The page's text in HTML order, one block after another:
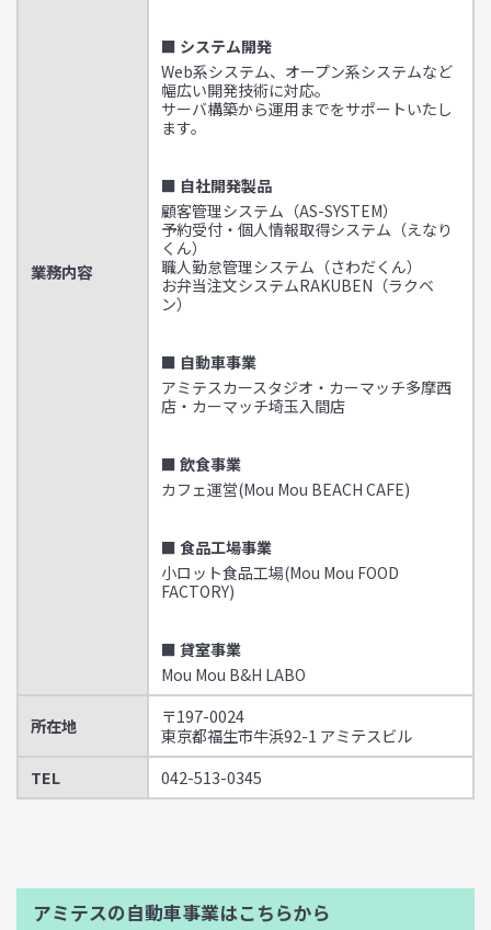
業務内容
■ システム開発
Web系システム、オープン系システムなど
幅広い開発技術に対応。
サーバ構築から運用までをサポートいたし
ます。
■ 自社開発製品
顧客管理システム（AS-SYSTEM）
予約受付・個人情報取得システム（えなり
くん）
職人勤怠管理システム（さわだくん）
お弁当注文システムRAKUBEN（ラクベ
ン）
■ 自動車事業
アミテスカースタジオ・カーマッチ多摩西
店・カーマッチ埼玉入間店
■ 飲食事業
カフェ運営(Mou Mou BEACH CAFE)
■ 食品工場事業
小ロット食品工場(Mou Mou FOOD
FACTORY)
■ 貸室事業
Mou Mou B&H LABO
所在地
〒197-0024
東京都福生市牛浜92-1 アミテスビル
TEL
042-513-0345
アミテスの自動車事業はこちらから